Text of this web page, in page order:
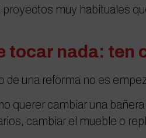
proyectos muy habituales
tocar nada: ten
de una reforma no es
querer cambiar una
cambiar el mueble o